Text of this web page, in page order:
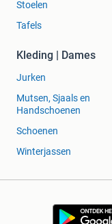
Stoelen
Tafels
Kleding | Dames
Jurken
Mutsen, Sjaals en
Handschoenen
Schoenen
Winterjassen